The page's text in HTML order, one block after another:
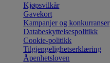
Kjøpsvilkår
Gavekort
Kampanjer og konkurranser
Databeskyttelsespolitikk
Cookie-politikk
Tilgjengelighetserklæring
Åpenhetsloven